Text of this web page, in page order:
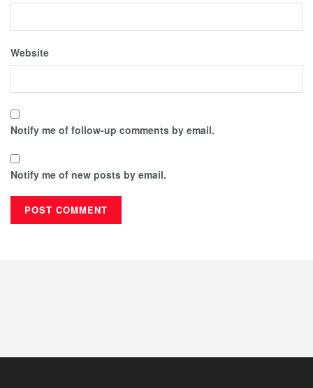
Website
Notify me of follow-up comments by email.
Notify me of new posts by email.